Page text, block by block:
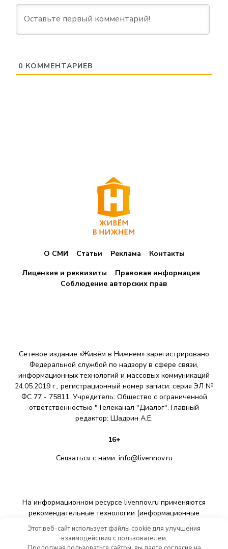
0 КОММЕНТАРИЕВ
О СМИ Статьи Реклама
Контакты
Лицензия и реквизиты
Правовая информация
Соблюдение авторских прав
Сетевое издание «Живём в Нижнем» зарегистрировано
Федеральной службой по надзору в сфере связи,
информационных технологий и массовых коммуникаций
24.05.2019 г., регистрационный номер записи: серия ЭЛ №
ФС 77 - 75811. Учредитель: Общество с ограниченной
ответственностью "Телеканал "Диалог". Главный
редактор: Шадрин A.E.
16+
Связаться с нами: info@livennov.ru
На информационном ресурсе livennov.ru применяются
рекомендательные технологии (информационные
технологии предоставления информации на основе сбора,
систематизации и анализа сведений, относящихся к
предпочтениям пользователей сети «Интернет»,
Этот веб-сайт использует файлы cookie для улучшения
взаимодействия с пользователем.